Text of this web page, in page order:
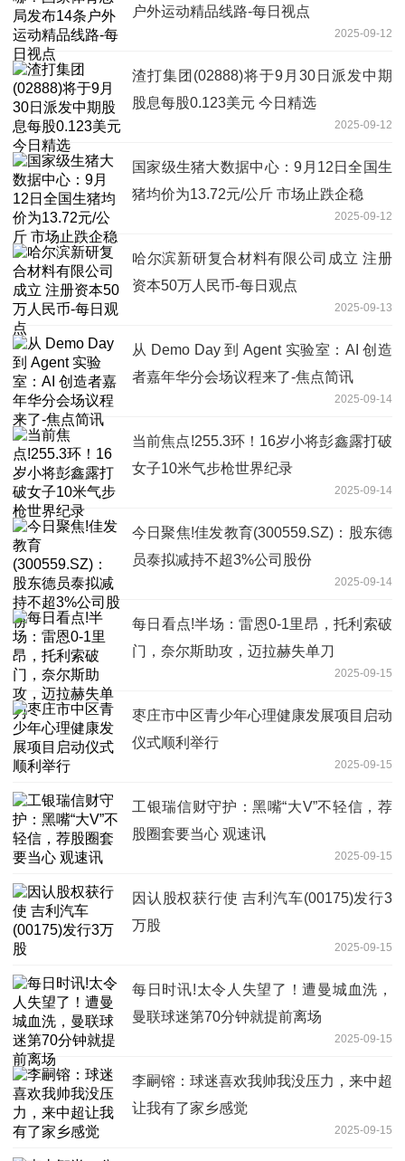
户外运动精品线路-每日视点
2025-09-12
渣打集团(02888)将于9月30日派发中期
股息每股0.123美元 今日精选
2025-09-12
国家级生猪大数据中心：9月12日全国生
猪均价为13.72元/公斤 市场止跌企稳
2025-09-12
哈尔滨新研复合材料有限公司成立 注册
资本50万人民币-每日观点
2025-09-13
从 Demo Day 到 Agent 实验室：AI 创造
者嘉年华分会场议程来了-焦点简讯
2025-09-14
当前焦点!255.3环！16岁小将彭鑫露打破
女子10米气步枪世界纪录
2025-09-14
今日聚焦!佳发教育(300559.SZ)：股东德
员泰拟减持不超3%公司股份
2025-09-14
每日看点!半场：雷恩0-1里昂，托利索破
门，奈尔斯助攻，迈拉赫失单刀
2025-09-15
枣庄市中区青少年心理健康发展项目启动
仪式顺利举行
2025-09-15
工银瑞信财守护：黑嘴“大V”不轻信，荐
股圈套要当心 观速讯
2025-09-15
因认股权获行使 吉利汽车(00175)发行3
万股
2025-09-15
每日时讯!太令人失望了！遭曼城血洗，
曼联球迷第70分钟就提前离场
2025-09-15
李嗣镕：球迷喜欢我帅我没压力，来中超
让我有了家乡感觉
2025-09-15